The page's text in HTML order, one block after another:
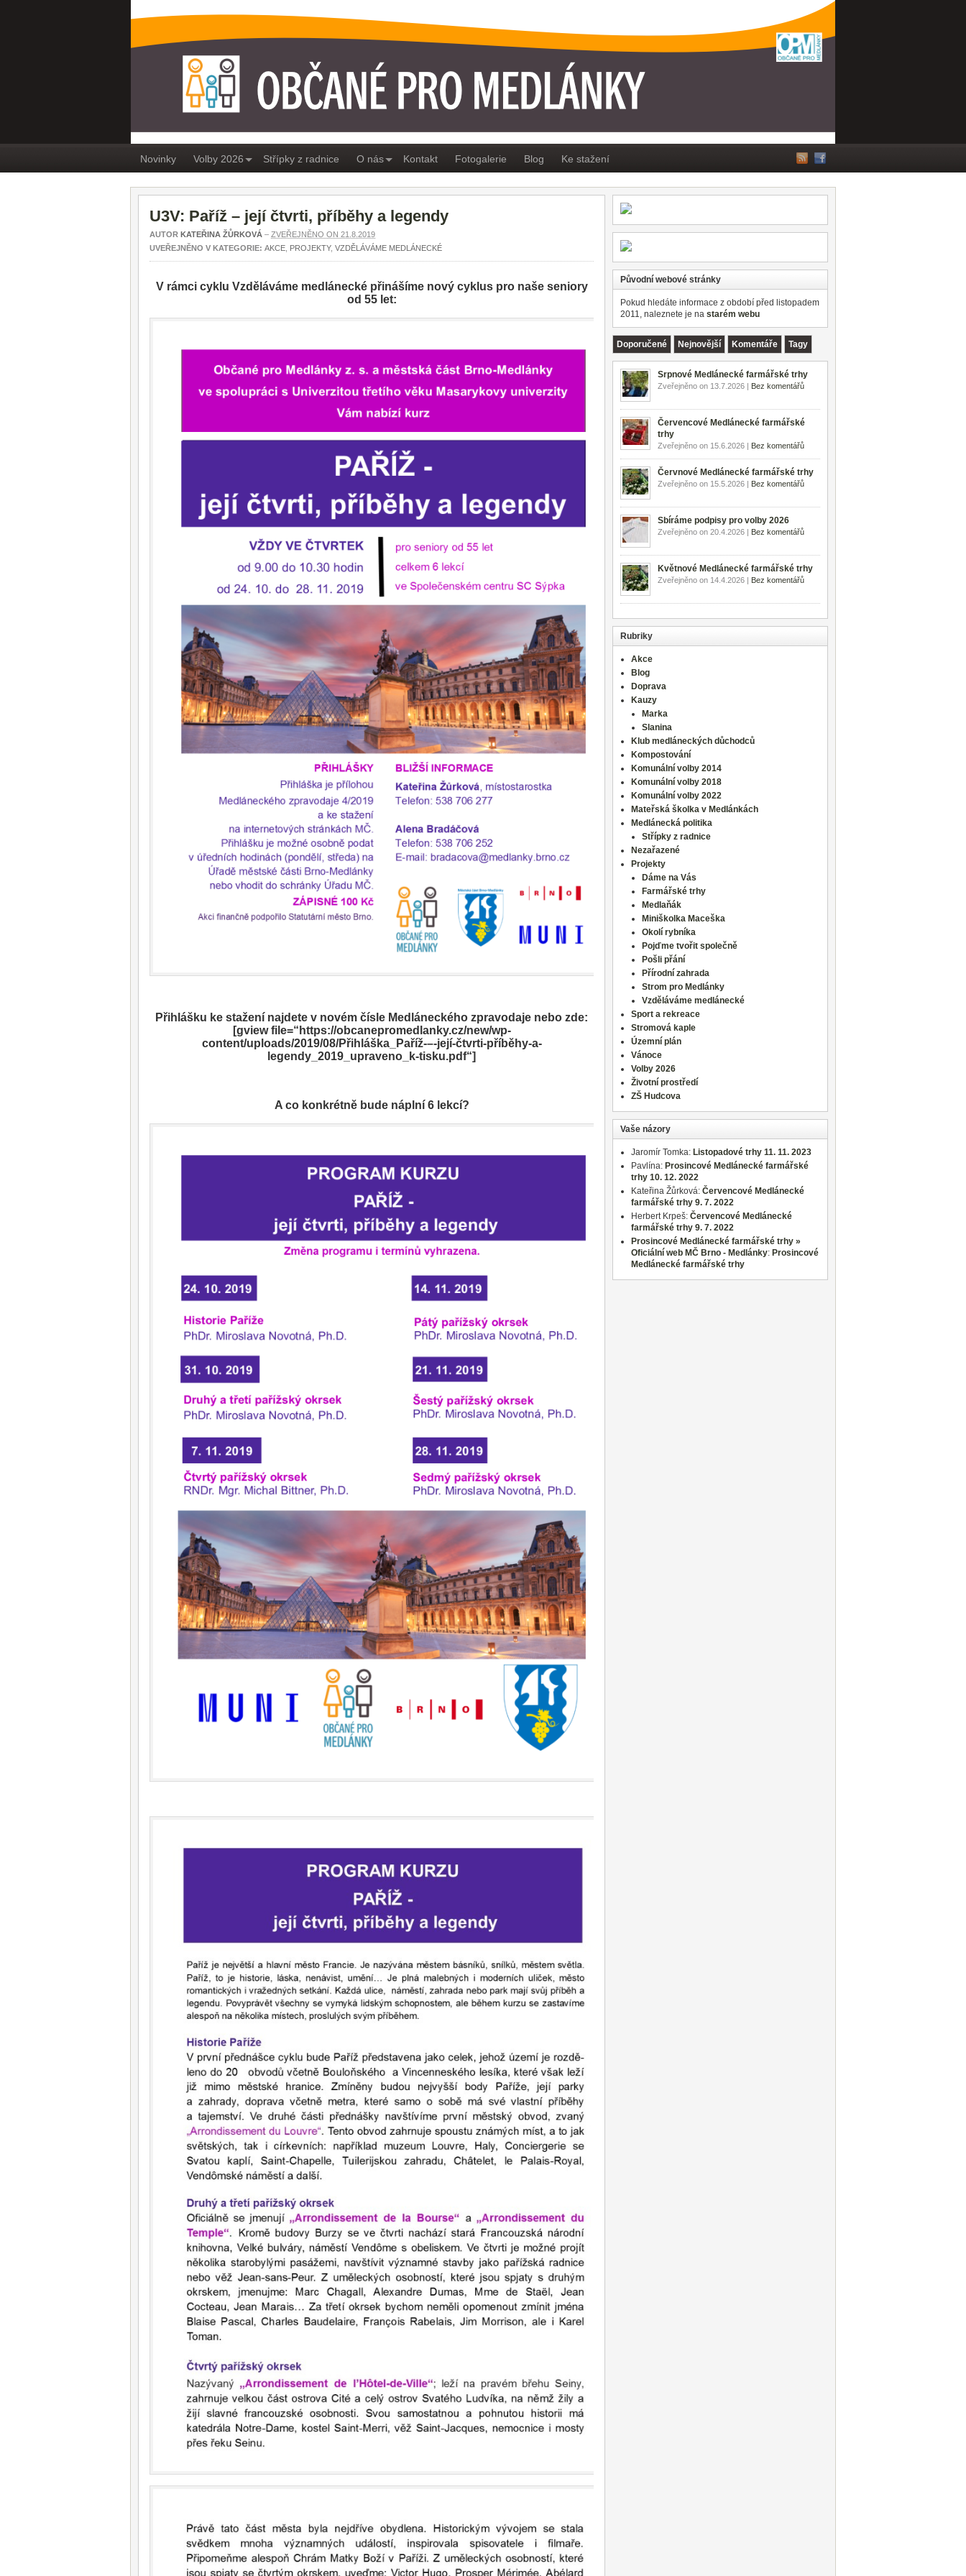
OBČANÉ PRO MEDLÁNKY
Novinky Volby 2026 Střípky z radnice O nás Kontakt Fotogalerie Blog Ke stažení
U3V: Paříž – její čtvrti, příběhy a legendy
AUTOR KATEŘINA ŽŮRKOVÁ – ZVEŘEJNĚNO ON 21.8.2019
UVEŘEJNĚNO V KATEGORIE: AKCE PROJEKTY, VZDĚLÁVÁME MEDLÁNECKÉ
V rámci cyklu Vzděláváme medlánecké přinášíme nový cyklus pro naše seniory
od 55 let:
Přihlášku ke stažení najdete v novém čísle Medláneckého zpravodaje nebo zde:
[gview file=“https://obcanepromedlanky.cz/new/wp-
content/uploads/2019/08/Přihláška_Paříž-–-její-čtvrti-příběhy-a-
legendy_2019_upraveno_k-tisku.pdf“]
A co konkrétně bude náplní 6 lekcí?
Původní webové stránky
Pokud hledáte informace z období před listopadem
2011, naleznete je na starém webu
Doporučené Nejnovější Komentáře Tagy
Srpnové Medlánecké farmářské trhy
Zveřejněno on 13.7.2026 | Bez komentářů
Červencové Medlánecké farmářské
trhy
Zveřejněno on 15.6.2026 | Bez komentářů
Červnové Medlánecké farmářské trhy
Zveřejněno on 15.5.2026 | Bez komentářů
Sbíráme podpisy pro volby 2026
Zveřejněno on 20.4.2026 | Bez komentářů
Květnové Medlánecké farmářské trhy
Zveřejněno on 14.4.2026 | Bez komentářů
Rubriky
Akce
Blog
Doprava
Kauzy
Marka
Slanina
Klub medláneckých důchodců
Kompostování
Komunální volby 2014
Komunální volby 2018
Komunální volby 2022
Mateřská školka v Medlánkách
Medlánecká politika
Střípky z radnice
Nezařazené
Projekty
Dáme na Vás
Farmářské trhy
Medlaňák
Miniškolka Maceška
Okolí rybníka
Pojďme tvořit společně
Pošli přání
Přírodní zahrada
Strom pro Medlánky
Vzděláváme medlánecké
Sport a rekreace
Stromová kaple
Územní plán
Vánoce
Volby 2026
Životní prostředí
ZŠ Hudcova
Vaše názory
Jaromír Tomka: Listopadové trhy 11. 11. 2023
Pavlína: Prosincové Medlánecké farmářské
trhy 10. 12. 2022
Kateřina Žůrková: Červencové Medlánecké
farmářské trhy 9. 7. 2022
Herbert Krpeš: Červencové Medlánecké
farmářské trhy 9. 7. 2022
Prosincové Medlánecké farmářské trhy »
Oficiální web MČ Brno - Medlánky: Prosincové
Medlánecké farmářské trhy